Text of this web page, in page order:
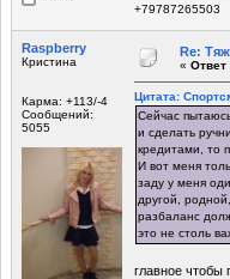
+79787265503
Raspberry
Кристина
Карма: +113/-4
Сообщений:
5055
Re:
« Ответ
Цитата:
Сейчас
и сделать
кредитами, то
И вот меня
заду у меня
другой,
разбаланс
это не столь
главное чтобы